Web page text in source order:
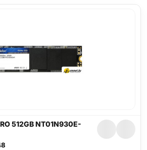
512GB NT01N930E-